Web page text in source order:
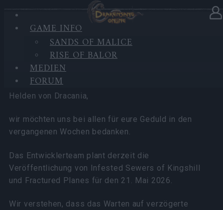
GAME INFO
SANDS OF MALICE
RISE OF BALOR
MEDIEN
FORUM
Geplantes Update am 21. Mai
2026
Helden von Dracania,
wir möchten uns bei allen für eure Geduld in den
vergangenen Wochen bedanken.
Das Entwicklerteam plant derzeit die
Veröffentlichung von Infested Sewers of Kingshill
und Fractured Planes für den 21. Mai 2026.
Wir verstehen, dass das Warten auf verzögerte